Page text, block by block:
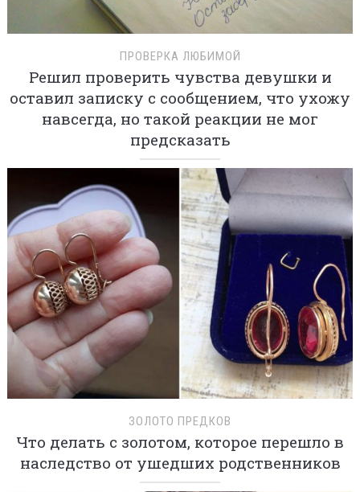
ПРОВЕРКА ЛЮБИМОЙ
Решил проверить чувства девушки и
оставил записку с сообщением, что ухожу
навсегда, но такой реакции не мог
предсказать
ЗОЛОТО ПРЕДКОВ
Что делать с золотом, которое перешло в
наследство от ушедших родственников